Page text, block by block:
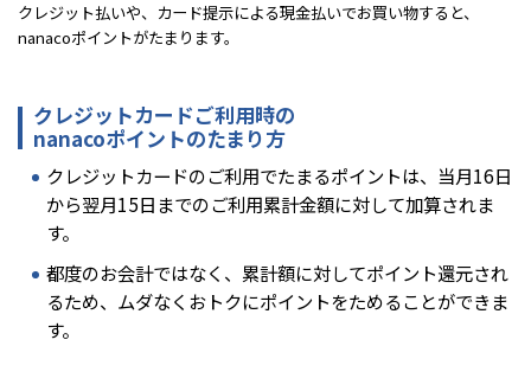
クレジット払いや、カード提示による現金払いでお買い物すると、
nanacoポイントがたまります。
クレジットカードご利用時の
nanacoポイントのたまり方
クレジットカードのご利用でたまるポイントは、当月16日
から翌月15日までのご利用累計金額に対して加算されま
す。
都度のお会計ではなく、累計額に対してポイント還元され
るため、ムダなくおトクにポイントをためることができま
す。